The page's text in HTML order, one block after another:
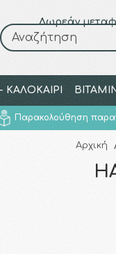
Δωρεάν
Αναζήτηση
Παρακολούθηση
Αρχική